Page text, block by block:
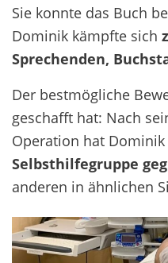
Sie konnte das Buch
Dominik kämpfte sich
Sprechenden,
Der bestmögliche
geschafft hat: Nach
Operation hat
Selbsthilfegruppe
anderen in ähnlichen